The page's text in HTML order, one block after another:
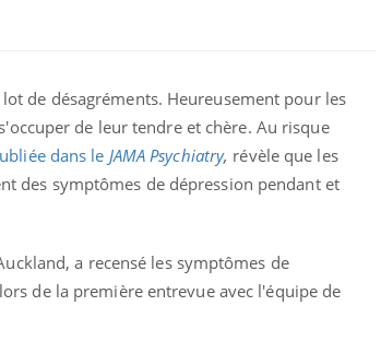
de désagréments. Heureusement pour les
de leur tendre et chère. Au risque
dans le JAMA Psychiatry, révèle que les
des symptômes de dépression pendant et
a recensé les symptômes de
de la première entrevue avec l'équipe de
ou
la
la rend
Youtube
Insuline & Charge mentale : et si on
osait en parler??Youtube